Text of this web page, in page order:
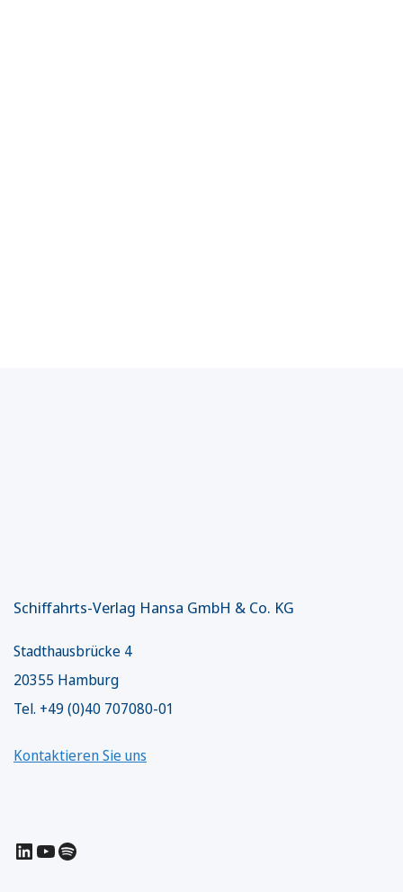
Schiffahrts-Verlag Hansa GmbH & Co. KG
Stadthausbrücke 4
20355 Hamburg
Tel. +49 (0)40 707080-01
Kontaktieren Sie uns
LinkedIn
YouTube
Spotify